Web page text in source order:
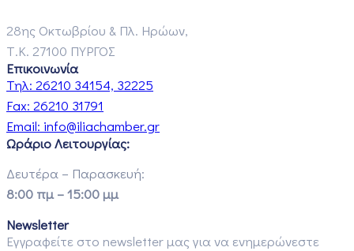
28ης Οκτωβρίου & Πλ. Ηρώων,
Τ.Κ. 27100 ΠΥΡΓΟΣ
Επικοινωνία
Τηλ: 26210 34154, 32225
Fax: 26210 31791
Email: info@iliachamber.gr
Ωράριο Λειτουργίας:
Δευτέρα – Παρασκευή:
8:00 πμ – 15:00 μμ
Newsletter
Εγγραφείτε στο newsletter μας για να ενημερώνεστε